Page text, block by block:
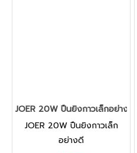
JOER 20W ปืนยิงกาวเล็กอย่างดี
JOER 20W ปืนยิงกาวเล็ก
อย่างดี